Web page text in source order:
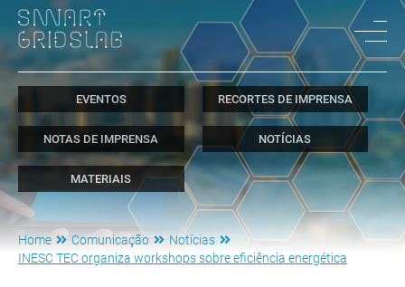
EVENTOS RECORTES DE IMPRENSA
NOTAS DE IMPRENSA NOTÍCIAS
MATERIAIS
Home Comunicação
Notícias
INESC TEC organiza workshops sobre eficiência energética